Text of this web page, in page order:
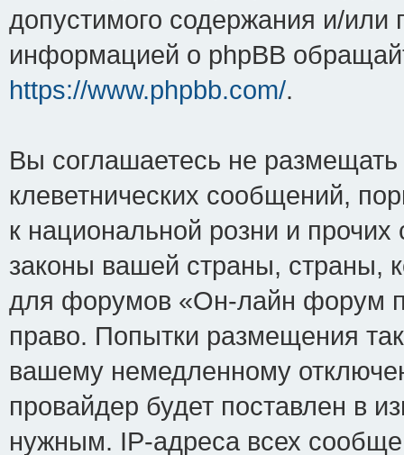
допустимого содержания и/или
информацией о phpBB
https://www.phpbb.com/.
Вы соглашаетесь не
клеветнических сообщений,
к национальной розни и
законы вашей страны, страны,
для форумов «Он-лайн форум
право. Попытки размещения
вашему немедленному
провайдер будет поставлен в
нужным. IP-адреса всех